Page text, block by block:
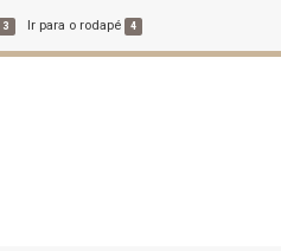
3 Ir para o rodapé 4